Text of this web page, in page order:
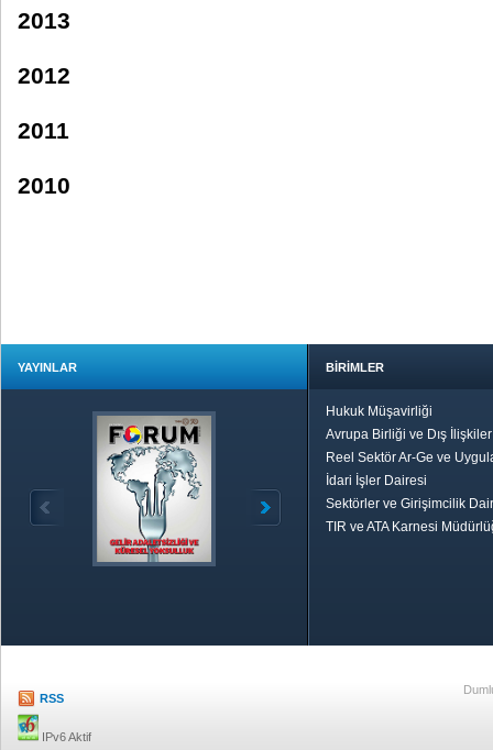
2013
2012
2011
2010
YAYINLAR BİRİMLER
Hukuk Müşavirliği
Avrupa Birliği ve Dış
Reel Sektör Ar-Ge ve
İdari İşler Dairesi
Sektörler ve Girişimcilik
TIR ve ATA Karnesi
RSS
IPv6 Aktif